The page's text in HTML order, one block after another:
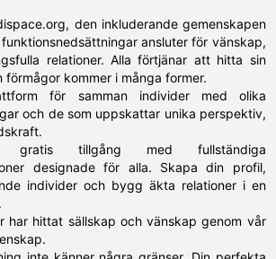
den inkluderande gemenskapen
ansluter för vänskap,
relationer. Alla förtjänar att hitta sin
kommer i många former.
för samman individer med olika
och de som uppskattar unika perspektiv,
tillgång med fullständiga
designade för alla. Skapa din profil,
individer och bygg äkta relationer i en
har hittat sällskap och vänskap genom vår